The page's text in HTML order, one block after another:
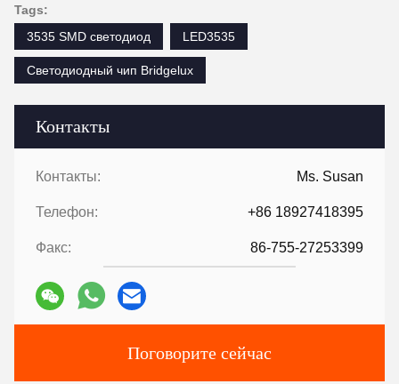
Контакты
Контакты: Ms. Susan
Телефон: +86 18927418395
Факс: 86-755-27253399
Поговорите сейчас
Tags:
3535 SMD светодиод
LED3535
Светодиодный чип Bridgelux